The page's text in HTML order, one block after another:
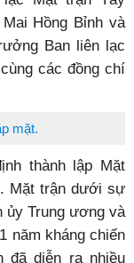
Hồng Bỉnh và
Ban liên lạc
các đồng chí
mặt.
thành lập Mặt
Mặt trận dưới sự
ủy Trung ương và
năm kháng chiến
đã diễn ra nhiều